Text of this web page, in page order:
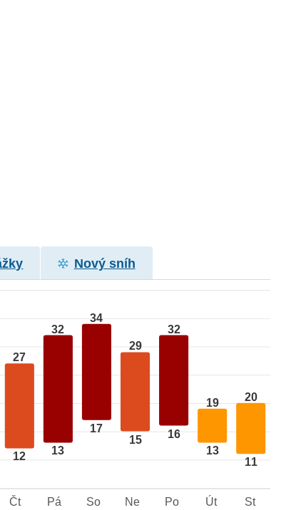
Nový sníh
27
12
32
13
34
17
29
15
32
16
19
13
20
11
Čt Pá So Ne Po Út St